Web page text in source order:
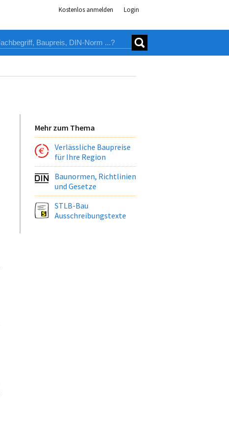
Kostenlos anmelden Login
Mehr zum Thema
Verlässliche Baupreise
für Ihre Region
Baunormen, Richtlinien
und Gesetze
STLB-Bau
Ausschreibungstexte